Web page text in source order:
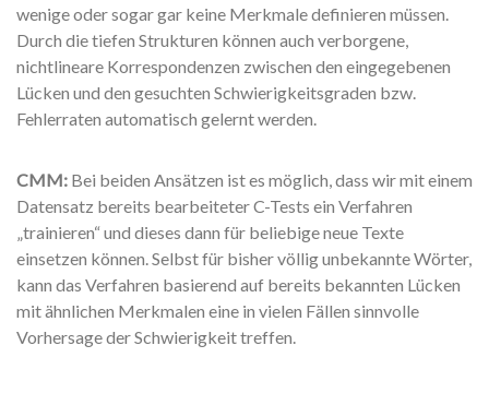
wenige oder sogar gar keine Merkmale definieren müssen.
Durch die tiefen Strukturen können auch verborgene,
nichtlineare Korrespondenzen zwischen den eingegebenen
Lücken und den gesuchten Schwierigkeitsgraden bzw.
Fehlerraten automatisch gelernt werden.
CMM: Bei beiden Ansätzen ist es möglich, dass wir mit einem
Datensatz bereits bearbeiteter C-Tests ein Verfahren
„trainieren“ und dieses dann für beliebige neue Texte
einsetzen können. Selbst für bisher völlig unbekannte Wörter,
kann das Verfahren basierend auf bereits bekannten Lücken
mit ähnlichen Merkmalen eine in vielen Fällen sinnvolle
Vorhersage der Schwierigkeit treffen.